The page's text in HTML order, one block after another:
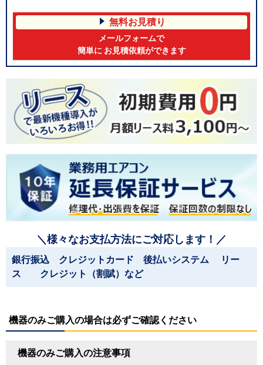
無料お見積り
メールフォームで
簡単に お見積依頼ができます
＼様々なお支払方法にご対応します！／
銀行振込 クレジットカード 後払いシステム リー
ス クレジット（割賦）など
機器のみご購入の場合は必ずご確認ください
機器のみご購入の注意事項